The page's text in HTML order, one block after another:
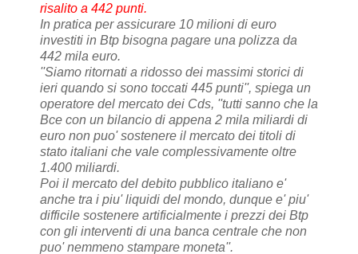
risalito a 442 punti.
In pratica per assicurare 10 milioni di euro
investiti in Btp bisogna pagare una polizza da
442 mila euro.
''Siamo ritornati a ridosso dei massimi storici di
ieri quando si sono toccati 445 punti'', spiega un
operatore del mercato dei Cds, ''tutti sanno che la
Bce con un bilancio di appena 2 mila miliardi di
euro non puo' sostenere il mercato dei titoli di
stato italiani che vale complessivamente oltre
1.400 miliardi.
Poi il mercato del debito pubblico italiano e'
anche tra i piu' liquidi del mondo, dunque e' piu'
difficile sostenere artificialmente i prezzi dei Btp
con gli interventi di una banca centrale che non
puo' nemmeno stampare moneta''.